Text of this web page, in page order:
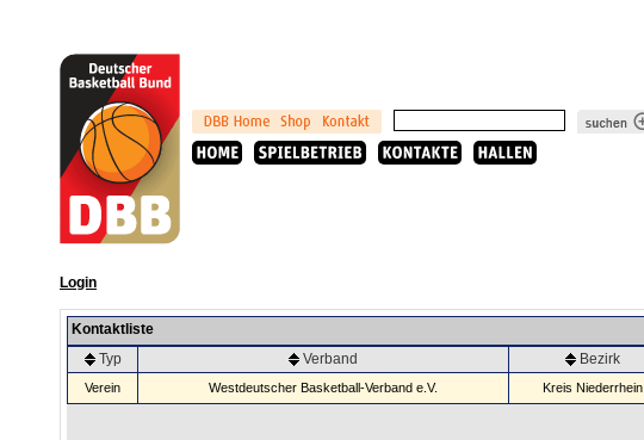
Login
Kontaktliste
Typ
Verband Bezirk
Verein Westdeutscher Basketball-Verband e.V. Kreis Niederrhein